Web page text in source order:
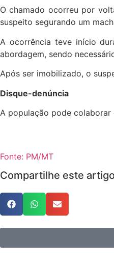
O chamado ocorreu por
suspeito segurando um
A ocorrência teve início
abordagem, sendo
Após ser imobilizado, o
Disque-denúncia
A população pode
Fonte: PM/MT
Compartilhe este